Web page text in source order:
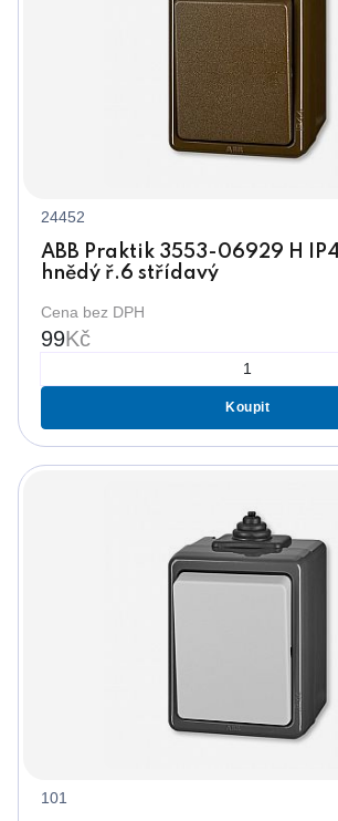
24452
ABB Praktik 3553-06929 H
hnědý ř.6 střídavý
Cena bez DPH
99Kč
Koupit
101